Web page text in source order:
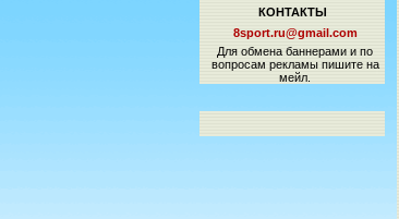
КОНТАКТЫ
8sport.ru@gmail.com
Для обмена баннерами и по
вопросам рекламы пишите на
мейл.